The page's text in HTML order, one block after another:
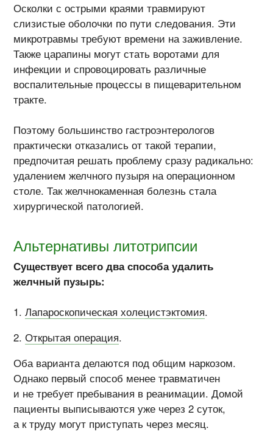
Осколки с острыми краями травмируют
слизистые оболочки по пути следования. Эти
микротравмы требуют времени на заживление.
Также царапины могут стать воротами для
инфекции и спровоцировать различные
воспалительные процессы в пищеварительном
тракте.
Поэтому большинство гастроэнтерологов
практически отказались от такой терапии,
предпочитая решать проблему сразу радикально:
удалением желчного пузыря на операционном
столе. Так желчнокаменная болезнь стала
хирургической патологией.
Альтернативы литотрипсии
Существует всего два способа удалить
желчный пузырь:
Лапароскопическая холецистэктомия.
Открытая операция.
Оба варианта делаются под общим наркозом.
Однако первый способ менее травматичен
и не требует пребывания в реанимации. Домой
пациенты выписываются уже через 2 суток,
а к труду могут приступать через месяц.